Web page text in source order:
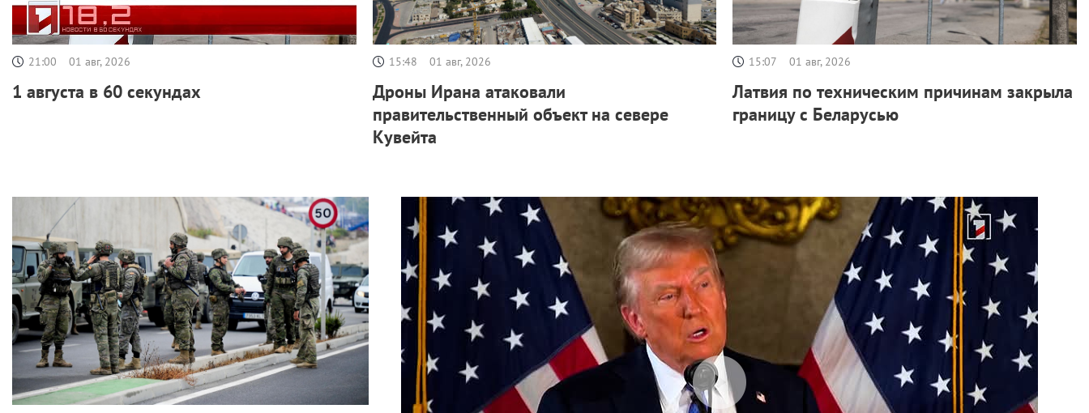
21:00 01 авг, 2026
1 августа в 60 секундах
15:48 01 авг, 2026
Дроны Ирана атаковали
правительственный объект на севере
Кувейта
15:07 01 авг, 2026
Латвия по техническим причинам закрыла
границу с Беларусью